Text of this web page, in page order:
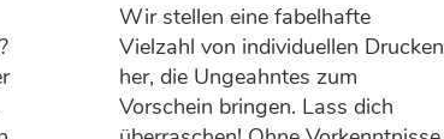
Wir stellen eine fabelhafte
Vielzahl von individuellen Drucken
her, die Ungeahntes zum
Vorschein bringen. Lass dich